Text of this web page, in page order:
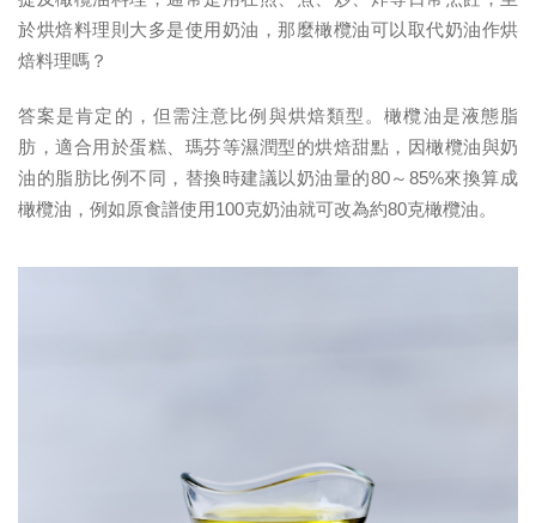
於烘焙料理則大多是使用奶油，那麼橄欖油可以取代奶油作烘
焙料理嗎？
答案是肯定的，但需注意比例與烘焙類型。橄欖油是液態脂
肪，適合用於蛋糕、瑪芬等濕潤型的烘焙甜點，因橄欖油與奶
油的脂肪比例不同，替換時建議以奶油量的80～85%來換算成
橄欖油，例如原食譜使用100克奶油就可改為約80克橄欖油。